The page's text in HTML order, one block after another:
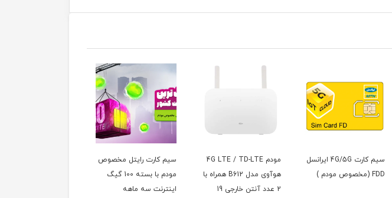
سیم کارت 4G/5G ایرانسل
FDD (مخصوص مودم )
مودم 4G LTE / TD-LTE
هوآوی مدل B612 همراه با
2 عدد آنتن خارجی 19
سیم کارت رایتل مخصوص
مودم با بسته 100 گیگ
اینترنت سه ماهه